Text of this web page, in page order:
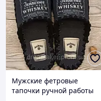
Мужские фетровые
тапочки ручной работы